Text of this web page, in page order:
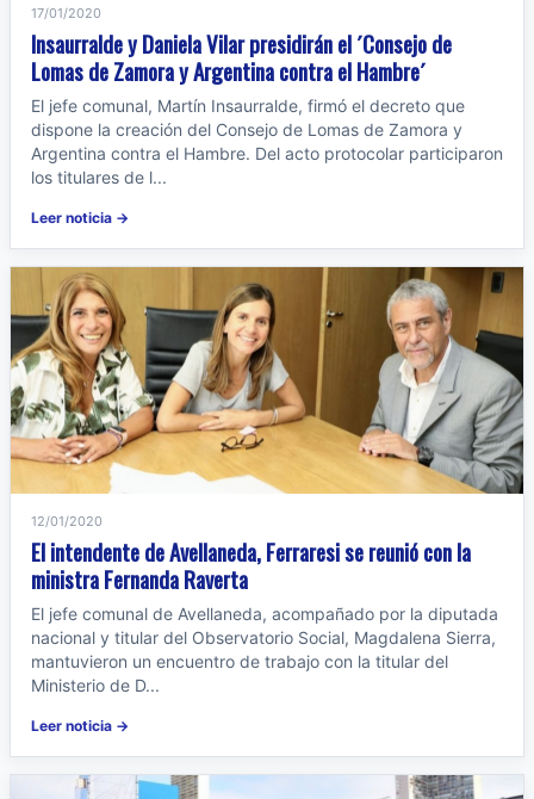
17/01/2020
Insaurralde y Daniela Vilar presidirán el ´Consejo de
Lomas de Zamora y Argentina contra el Hambre´
El jefe comunal, Martín Insaurralde, firmó el decreto que
dispone la creación del Consejo de Lomas de Zamora y
Argentina contra el Hambre. Del acto protocolar participaron
los titulares de l...
Leer noticia →
12/01/2020
El intendente de Avellaneda, Ferraresi se reunió con la
ministra Fernanda Raverta
El jefe comunal de Avellaneda, acompañado por la diputada
nacional y titular del Observatorio Social, Magdalena Sierra,
mantuvieron un encuentro de trabajo con la titular del
Ministerio de D...
Leer noticia →